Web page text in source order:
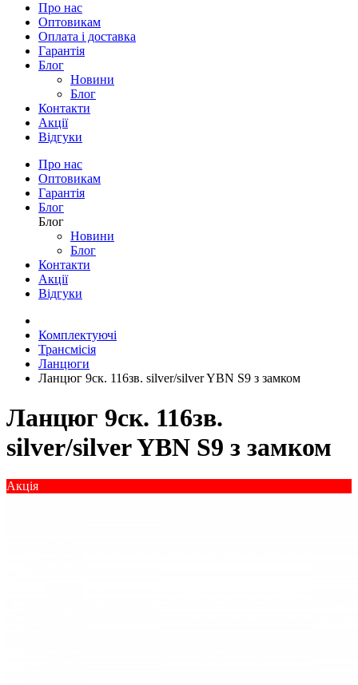
Про нас
Оптовикам
Оплата і доставка
Гарантія
Блог
Новини
Блог
Контакти
Акції
Відгуки
Про нас
Оптовикам
Гарантія
Блог
Блог
Новини
Блог
Контакти
Акції
Відгуки
Комплектуючі
Трансмісія
Ланцюги
Ланцюг 9ск. 116зв. silver/silver YBN S9 з замком
Ланцюг 9ск. 116зв.
silver/silver YBN S9 з замком
Акція